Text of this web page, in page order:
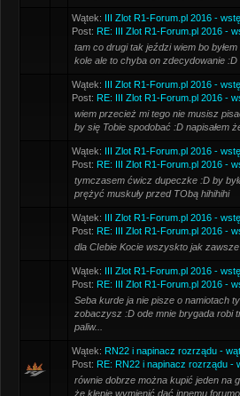
Wątek: III Zlot R1-Forum.pl 2016 -
Post: RE: III Zlot R1-Forum.pl 2016 -
tam co drugi tak jeździ wiem bo
kole ale to chyba on zdecydowanie :D
Wątek: III Zlot R1-Forum.pl 2016 -
Post: RE: III Zlot R1-Forum.pl 2016 -
wiem przecież mi tego nie musisz
by się Tobie spodobać :D napisałem
Wątek: III Zlot R1-Forum.pl 2016 -
Post: RE: III Zlot R1-Forum.pl 2016 -
tymczasem ćwicz dupeczke :D by
prężyć muskuły przed TObą hihihihi
Wątek: III Zlot R1-Forum.pl 2016 -
Post: RE: III Zlot R1-Forum.pl 2016 -
dla CIebie Kocie wszyskto jak zawsze
Wątek: III Zlot R1-Forum.pl 2016 -
Post: RE: III Zlot R1-Forum.pl 2016 -
Seba kurde ja nie pisze o namiotach
zobaczysz :D ode mnie brygada robi
paliw...
Wątek: RN22 i napinacz rozrządu -
Post: RE: RN22 i napinacz rozrządu -
równie dobrze można kupić jeden na
że klepie wymienić dać innemu